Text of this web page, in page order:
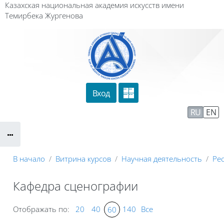
Перейти к основному содержанию
Казахская национальная академия искусств имени
Темирбека Жургенова
Вход
RU EN
В начало Витрина курсов Научная деятельность
Кафедра сценографии
Отображать по: 20 40 60 140 Все